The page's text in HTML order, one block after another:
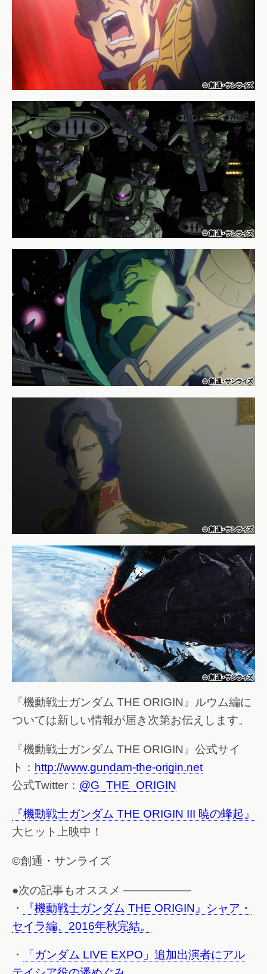
『機動戦士ガンダム THE ORIGIN』ルウム編に
ついては新しい情報が届き次第お伝えします。
『機動戦士ガンダム THE ORIGIN』公式サイ
ト： http://www.gundam-the-origin.net
公式Twitter： @G_THE_ORIGIN
『機動戦士ガンダム THE ORIGIN III 暁の蜂起』
大ヒット上映中！
©創通・サンライズ
●次の記事もオススメ ——————
・
『機動戦士ガンダム THE ORIGIN』シャア・
セイラ編、2016年秋完結。
・
「ガンダム LIVE EXPO」追加出演者にアル